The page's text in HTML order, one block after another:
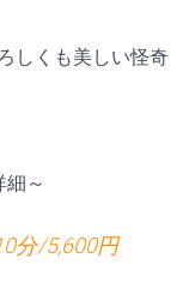
しくも美しい怪奇
細～
分/5,600円